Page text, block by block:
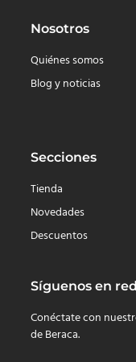
Nosotros
Quiénes somos
Blog y noticias
Secciones
Tienda
Novedades
Descuentos
Síguenos en
Conéctate con
de Beraca.